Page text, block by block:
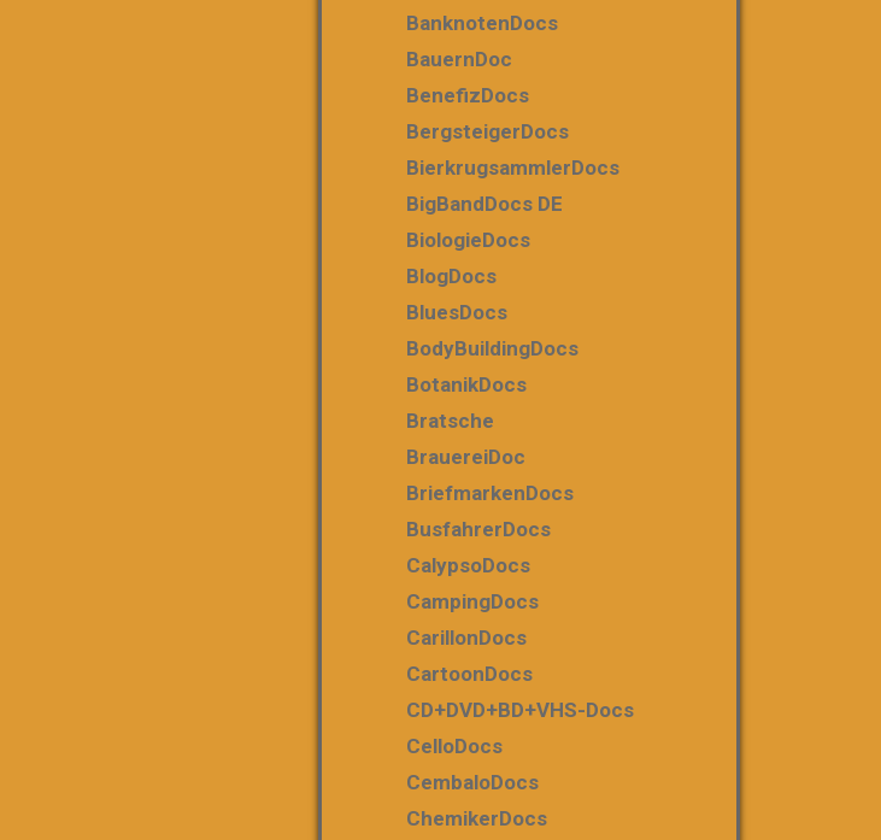
BanknotenDocs
BauernDoc
BenefizDocs
BergsteigerDocs
BierkrugsammlerDocs
BigBandDocs DE
BiologieDocs
BlogDocs
BluesDocs
BodyBuildingDocs
BotanikDocs
Bratsche
BrauereiDoc
BriefmarkenDocs
BusfahrerDocs
CalypsoDocs
CampingDocs
CarillonDocs
CartoonDocs
CD+DVD+BD+VHS-Docs
CelloDocs
CembaloDocs
ChemikerDocs